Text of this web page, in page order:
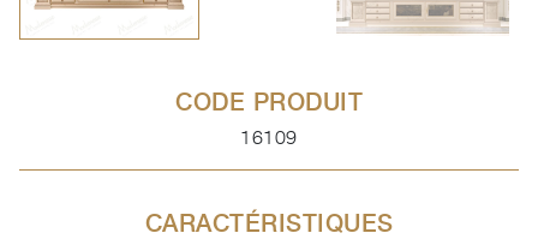
CODE PRODUIT
16109
CARACTÉRISTIQUES